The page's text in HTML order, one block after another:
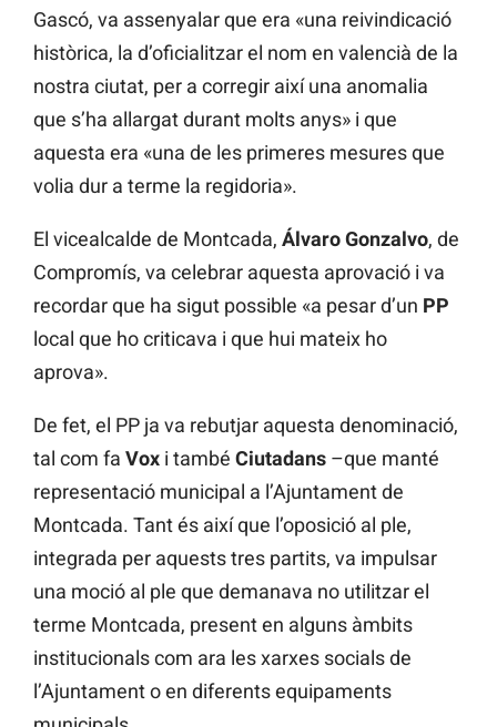
Gascó, va assenyalar que era «una reivindicació
històrica, la d’oficialitzar el nom en valencià de la
nostra ciutat, per a corregir així una anomalia
que s’ha allargat durant molts anys» i que
aquesta era «una de les primeres mesures que
volia dur a terme la regidoria».
El vicealcalde de Montcada, Álvaro Gonzalvo, de
Compromís, va celebrar aquesta aprovació i va
recordar que ha sigut possible «a pesar d’un PP
local que ho criticava i que hui mateix ho
aprova».
De fet, el PP ja va rebutjar aquesta denominació,
tal com fa Vox i també Ciutadans –que manté
representació municipal a l’Ajuntament de
Montcada. Tant és així que l’oposició al ple,
integrada per aquests tres partits, va impulsar
una moció al ple que demanava no utilitzar el
terme Montcada, present en alguns àmbits
institucionals com ara les xarxes socials de
l’Ajuntament o en diferents equipaments